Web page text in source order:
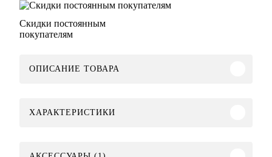
Скидки постоянным
покупателям
ОПИСАНИЕ ТОВАРА
ХАРАКТЕРИСТИКИ